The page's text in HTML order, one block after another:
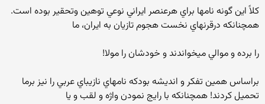
كلاً اين گونه نامها براي هرعنصر ايراني نوعي توهين وتحقير بوده است.
همچنانكه درقرنهاي نخست هجوم تازيان به ايران، ما
را برده و موالي ميخواندند و خودشان را مولا!
براساس همين تفكر و انديشه بودكه نامهاي نازيباي عربي را نيز برما
تحميل كردند! همچنانكه با رايج نمودن واژه و لقب و يا